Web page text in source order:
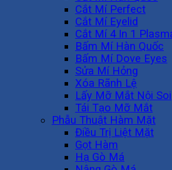
Cắt Mí Perfect
Cắt Mí Eyelid
Cắt Mí 4 In 1
Bấm Mí Hàn Quốc
Bấm Mí Dove Eyes
Sửa Mí Hỏng
Xóa Rãnh Lệ
Lấy Mỡ Mắt Nội Soi
Tái Tạo Mỡ Mắt
Phẫu Thuật Hàm Mặt
Điều Trị Liệt Mặt
Gọt Hàm
Hạ Gò Má